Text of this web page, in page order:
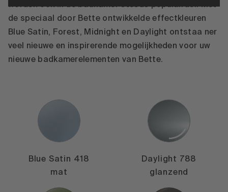
Accepteren
powered byUsercentrics Consent
Management Platform
worden ook in de badkamer steeds populairder. Met
de speciaal door Bette ontwikkelde effectkleuren
Blue Satin, Forest, Midnight en Daylight ontstaa ner
veel nieuwe en inspirerende mogelijkheden voor uw
nieuwe badkamerelementen van Bette.
Blue Satin 418
mat
Daylight 788
glanzend